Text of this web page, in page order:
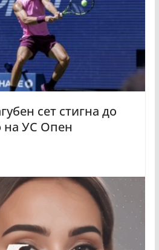
сет стигна до
на УС Опен